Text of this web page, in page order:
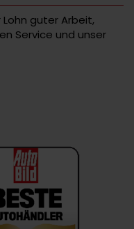
guter Arbeit,
Service und unser